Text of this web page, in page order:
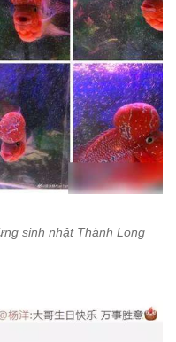
sinh nhật Thành Long